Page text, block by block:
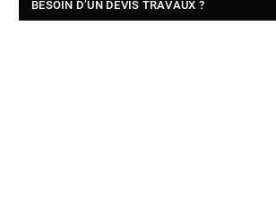
BESOIN D’UN DEVIS TRAVAUX ?